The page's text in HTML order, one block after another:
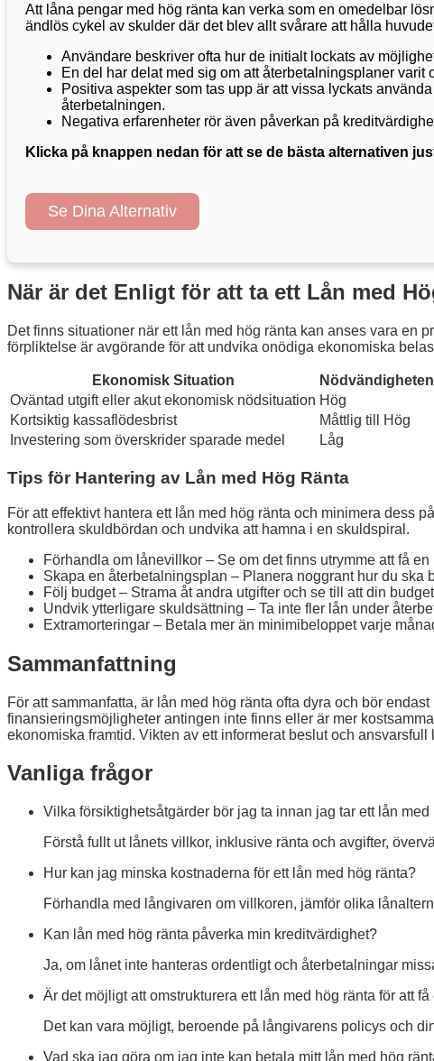
Att låna pengar med hög ränta kan verka som en omedelbar
ändlös cykel av skulder där det blev allt svårare att hålla
Användare beskriver ofta hur de initialt lockats av
En del har delat med sig om att återbetalningsplaner
Positiva aspekter som tas upp är att vissa lyckats
återbetalningen.
Negativa erfarenheter rör även påverkan på
Klicka på knappen nedan för att se de bästa alternativen
Se Dina Alternativ
När är det Enligt för att ta ett Lån med
Det finns situationer när ett lån med hög ränta kan anses vara en
förpliktelse är avgörande för att undvika onödiga ekonomiska
Ekonomisk Situation
Oväntad utgift eller akut ekonomisk nödsituation Hög
Kortsiktig kassaflödesbrist
Måttlig till Hög
Investering som överskrider sparade medel
Låg
Tips för Hantering av Lån med Hög Ränta
För att effektivt hantera ett lån med hög ränta och minimera dess
kontrollera skuldbördan och undvika att hamna i en skuldspiral.
Förhandla om lånevillkor – Se om det finns utrymme att få
Skapa en återbetalningsplan – Planera noggrant hur du ska
Följ budget – Strama åt andra utgifter och se till att din
Undvik ytterligare skuldsättning – Ta inte fler lån under
Extramorteringar – Betala mer än minimibeloppet varje
Sammanfattning
För att sammanfatta, är lån med hög ränta ofta dyra och bör
finansieringsmöjligheter antingen inte finns eller är mer
ekonomiska framtid. Vikten av ett informerat beslut och
Vanliga frågor
Vilka försiktighetsåtgärder bör jag ta innan jag tar ett lån med
Förstå fullt ut lånets villkor, inklusive ränta och avgifter,
Hur kan jag minska kostnaderna för ett lån med hög ränta?
Förhandla med långivaren om villkoren, jämför olika
Kan lån med hög ränta påverka min kreditvärdighet?
Ja, om lånet inte hanteras ordentligt och återbetalningar
Är det möjligt att omstrukturera ett lån med hög ränta för att
Det kan vara möjligt, beroende på långivarens policys och
Vad ska jag göra om jag inte kan betala mitt lån med hög